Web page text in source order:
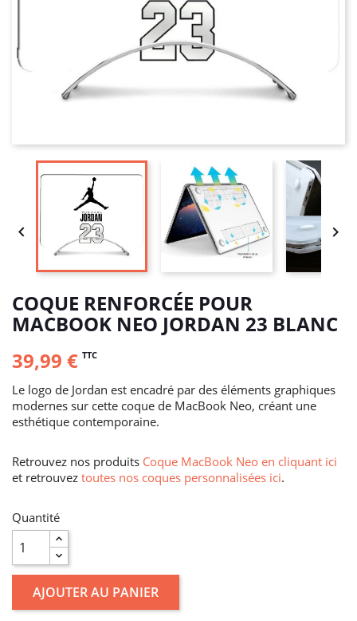
 
COQUE RENFORCÉE POUR
MACBOOK NEO JORDAN 23 BLANC
39,99 € TTC
Le logo de Jordan est encadré par des éléments graphiques
modernes sur cette coque de MacBook Neo, créant une
esthétique contemporaine.
Retrouvez nos produits Coque MacBook Neo en cliquant ici
et retrouvez toutes nos coques personnalisées ici.
Quantité
AJOUTER AU PANIER